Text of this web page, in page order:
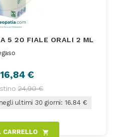
5 20 FIALE ORALI 2 ML
16,84 €
24,90 €
ultimi 30 giorni: 16.84 €
CARRELLO shopping_cart